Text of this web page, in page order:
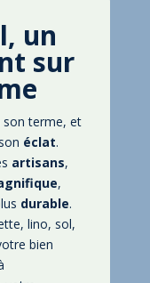
un
sur
terme, et
éclat.
artisans,
,
durable.
lino, sol,
bien